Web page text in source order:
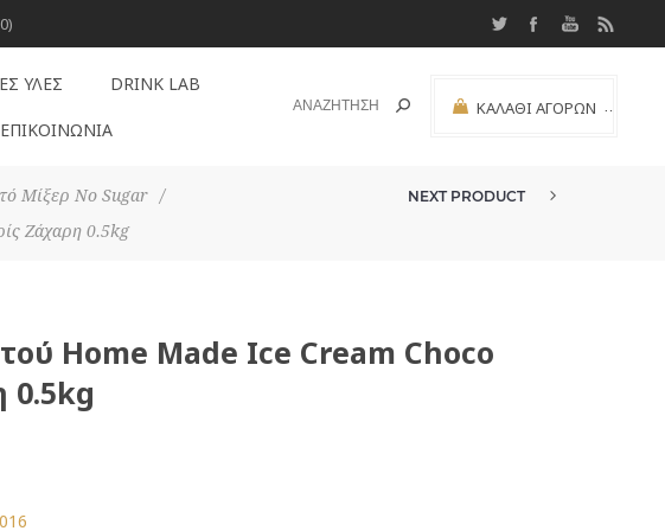
ΚΑΛΆΘΙ ΑΓΟΡΏΝ (0)
ΎΛΕΣ DRINK LAB
ΕΠΙΚΟΙΝΩΝΊΑ
Μίξερ No Sugar
/
Ζάχαρη 0.5kg
NEXT PRODUCT
Home Made Ice Cream Choco
0.5kg